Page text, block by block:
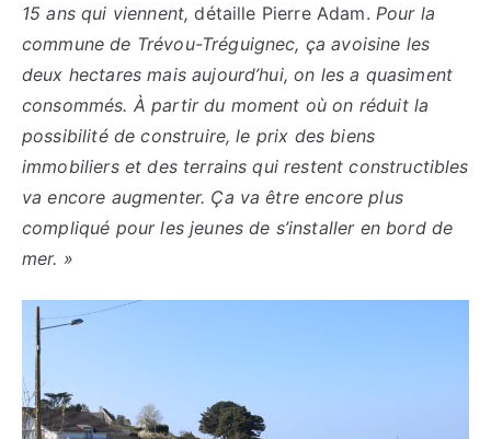
15 ans qui viennent, détaille Pierre Adam. Pour la
commune de Trévou-Tréguignec, ça avoisine les
deux hectares mais aujourd’hui, on les a quasiment
consommés. À partir du moment où on réduit la
possibilité de construire, le prix des biens
immobiliers et des terrains qui restent constructibles
va encore augmenter. Ça va être encore plus
compliqué pour les jeunes de s’installer en bord de
mer. »